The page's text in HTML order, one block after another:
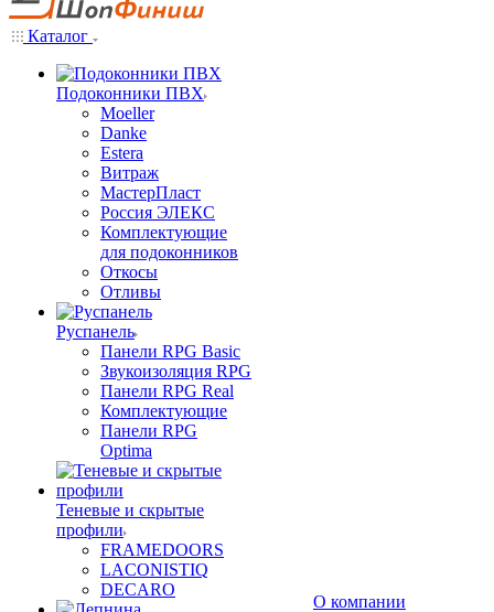
Каталог
Подоконники ПВХ
Moeller
Danke
Estera
Витраж
МастерПласт
Россия ЭЛЕКС
Комплектующие
для подоконников
Откосы
Отливы
Руспанель
Панели RPG Basic
Звукоизоляция RPG
Панели RPG Real
Комплектующие
Панели RPG
Optima
Теневые и скрытые
профили
FRAMEDOORS
LACONISTIQ
DECARO
О компании